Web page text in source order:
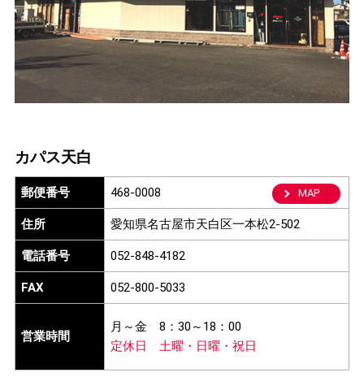
カパス天白
郵便番号 468-0008 MAP
住所 愛知県名古屋市天白区一本松2-502
電話番号 052-848-4182
FAX 052-800-5033
営業時間
月～金
8：30～18：00
定休日
土曜・日曜・祝日